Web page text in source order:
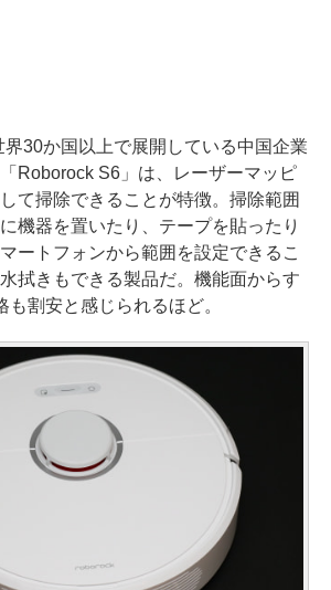
30か国以上で展開している中国企業
Roborock S6」は、レーザーマッピ
て掃除できることが特徴。掃除範囲
機器を置いたり、テープを貼ったり
ートフォンから範囲を設定できるこ
拭きもできる製品だ。機能面からす
も割安と感じられるほど。